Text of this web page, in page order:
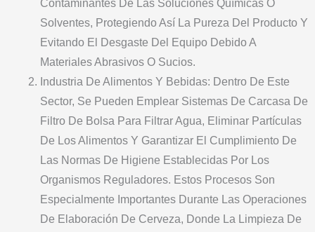
Contaminantes De Las Soluciones Químicas O
Solventes, Protegiendo Así La Pureza Del Producto Y
Evitando El Desgaste Del Equipo Debido A
Materiales Abrasivos O Sucios.
Industria De Alimentos Y Bebidas: Dentro De Este
Sector, Se Pueden Emplear Sistemas De Carcasa De
Filtro De Bolsa Para Filtrar Agua, Eliminar Partículas
De Los Alimentos Y Garantizar El Cumplimiento De
Las Normas De Higiene Establecidas Por Los
Organismos Reguladores. Estos Procesos Son
Especialmente Importantes Durante Las Operaciones
De Elaboración De Cerveza, Donde La Limpieza De